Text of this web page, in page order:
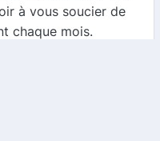
à vous soucier de
chaque mois.